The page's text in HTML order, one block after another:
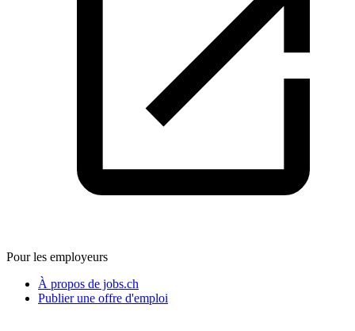
Pour les employeurs
À propos de jobs.ch
Publier une offre d'emploi